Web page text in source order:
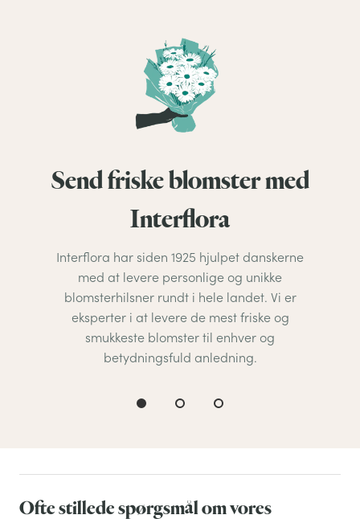
Send friske blomster med
Interflora
Interflora har siden 1925 hjulpet danskerne
med at levere personlige og unikke
blomsterhilsner rundt i hele landet. Vi er
eksperter i at levere de mest friske og
smukkeste blomster til enhver og
betydningsfuld anledning.
Ofte stillede spørgsmål om vores